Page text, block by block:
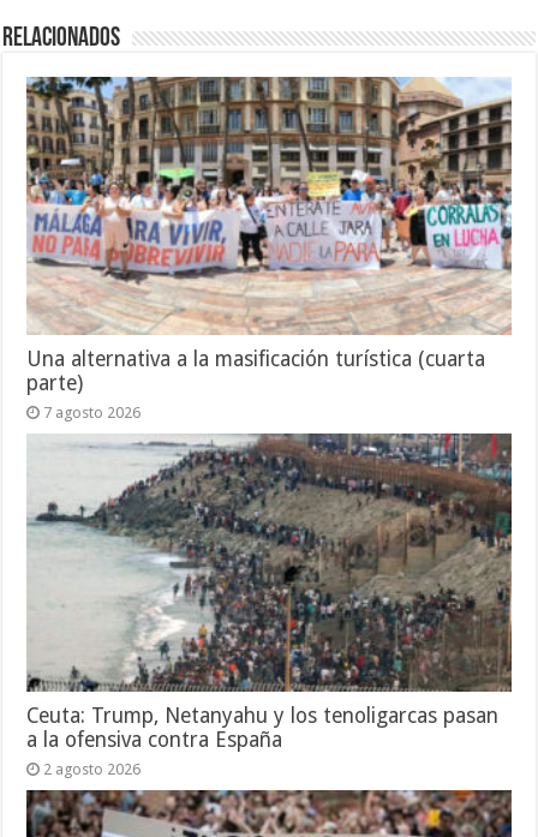
Relacionados
Una alternativa a la masificación turística (cuarta
parte)
7 agosto 2026
Ceuta: Trump, Netanyahu y los tenoligarcas pasan
a la ofensiva contra España
2 agosto 2026